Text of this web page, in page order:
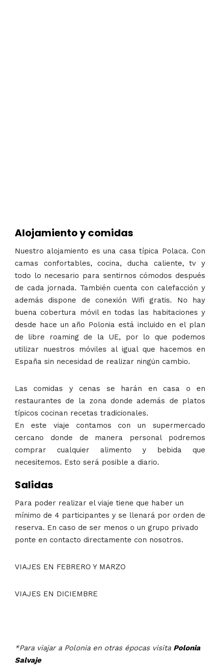
Alojamiento y comidas
Nuestro alojamiento es una casa típica Polaca. Con
camas confortables, cocina, ducha caliente, tv y
todo lo necesario para sentirnos cómodos después
de cada jornada. También cuenta con calefacción y
además dispone de conexión Wifi gratis. No hay
buena cobertura móvil en todas las habitaciones y
desde hace un año Polonia está incluido en el plan
de libre roaming de la UE, por lo que podemos
utilizar nuestros móviles al igual que hacemos en
España sin necesidad de realizar ningún cambio.
Las comidas y cenas se harán en casa o en
restaurantes de la zona donde además de platos
típicos cocinan recetas tradicionales.
En este viaje contamos con un supermercado
cercano donde de manera personal podremos
comprar cualquier alimento y bebida que
necesitemos. Esto será posible a diario.
Salidas
Para poder realizar el viaje tiene que haber un
mínimo de 4 participantes y se llenará por orden de
reserva. En caso de ser menos o un grupo privado
ponte en contacto directamente con nosotros.
VIAJES EN FEBRERO Y MARZO
VIAJES EN DICIEMBRE
*Para viajar a Polonia en otras épocas visita Polonia
Salvaje